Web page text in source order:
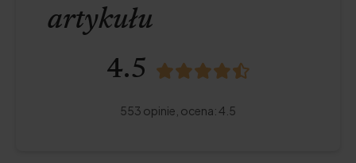
artykułu
4.5
553 opinie, ocena:4.5